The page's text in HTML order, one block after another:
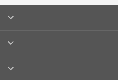
را هدایت و کنترل کند، راننده
راهنمایی و رانندگی آشنایی
لازم است که گواهینامه